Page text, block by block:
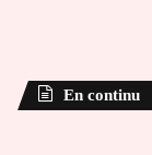
En continu